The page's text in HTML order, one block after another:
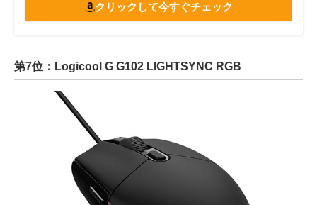
クリックして今すぐチェック
第7位：Logicool G G102 LIGHTSYNC RGB